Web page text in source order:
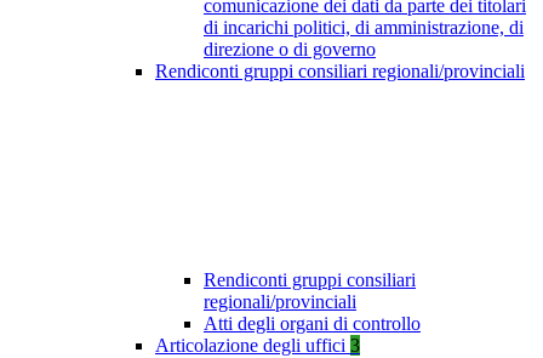
comunicazione dei dati da parte dei titolari
di incarichi politici, di amministrazione, di
direzione o di governo
Rendiconti gruppi consiliari regionali/provinciali
Rendiconti gruppi consiliari
regionali/provinciali
Atti degli organi di controllo
Articolazione degli uffici 3